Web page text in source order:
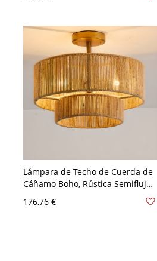
Lámpara de Techo de Cuerda de
Cáñamo Boho, Rústica Semiflujo
176,76 €